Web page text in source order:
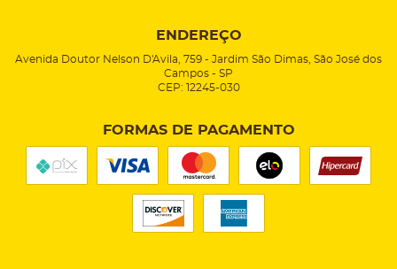
ENDEREÇO
Avenida Doutor Nelson D'Avila, 759 - Jardim São Dimas, São José dos
Campos - SP
CEP: 12245-030
FORMAS DE PAGAMENTO